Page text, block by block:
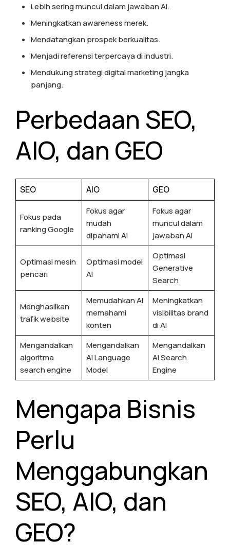
Lebih sering muncul dalam jawaban AI.
Meningkatkan awareness merek.
Mendatangkan prospek berkualitas.
Menjadi referensi terpercaya di industri.
Mendukung strategi digital marketing jangka
panjang.
Perbedaan SEO,
AIO, dan GEO
SEO AIO GEO
Fokus pada
ranking Google
Fokus agar
mudah
dipahami AI
Fokus agar
muncul dalam
jawaban AI
Optimasi mesin
pencari
Optimasi model
AI
Optimasi
Generative
Search
Menghasilkan
trafik website
Memudahkan AI
memahami
konten
Meningkatkan
visibilitas brand
di AI
Mengandalkan
algoritma
search engine
Mengandalkan
AI Language
Model
Mengandalkan
AI Search
Engine
Mengapa Bisnis
Perlu
Menggabungkan
SEO, AIO, dan
GEO?